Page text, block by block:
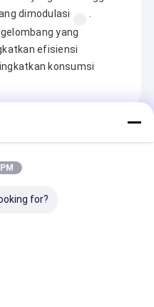
dimodulasi
yang
efisiensi
konsumsi
for?